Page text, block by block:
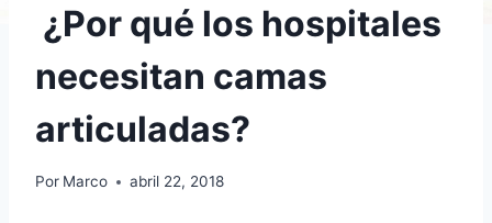
¿Por qué los hospitales
necesitan camas
articuladas?
Por Marco abril 22, 2018